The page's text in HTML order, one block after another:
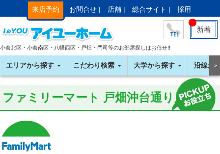
来店予約 お問合せ | 店舗 | 総合サイト | 採用
新着
小倉北区・小倉南区・八幡西区・戸畑・門司等のお部屋探しはお任せ!!
エリアから探す こだわり検索 大学から探す 沿線か＞
ファミリーマート 戸畑沖台通り店